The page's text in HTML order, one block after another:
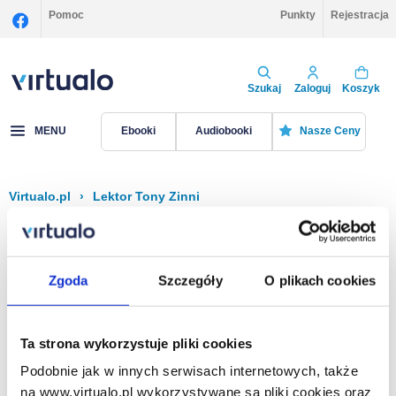
Zgoda Szczegóły O plikach cookies
Ta strona wykorzystuje pliki cookies
Podobnie jak w innych serwisach internetowych, także
na www.virtualo.pl wykorzystywane są pliki cookies oraz
Pomoc Punkty Rejestracja
Szukaj Zaloguj Koszyk
MENU Ebooki Audiobooki Nasze Ceny
Virtualo.pl › Lektor Tony Zinni
Filtruj Sortuj
Na stronie